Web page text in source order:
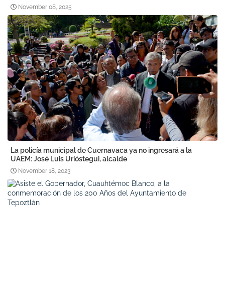
November 08, 2025
La policía municipal de Cuernavaca ya no ingresará a la
UAEM: José Luis Urióstegui, alcalde
November 18, 2023